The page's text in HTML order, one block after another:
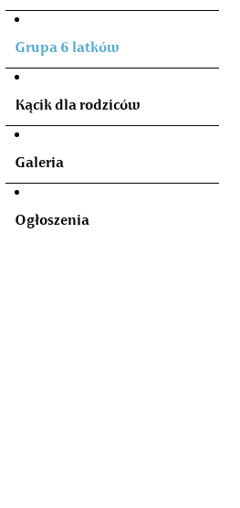
Grupa 6 latków
Kącik dla rodziców
Galeria
Ogłoszenia